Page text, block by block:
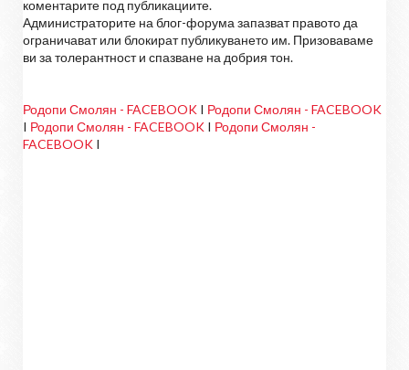
коментарите под публикациите.
Администраторите на блог-форума запазват правото да
ограничават или блокират публикуването им. Призоваваме
ви за толерантност и спазване на добрия тон.
Родопи Смолян - FACEBOOK I Родопи Смолян - FACEBOOK
I Родопи Смолян - FACEBOOK I Родопи Смолян -
FACEBOOK I